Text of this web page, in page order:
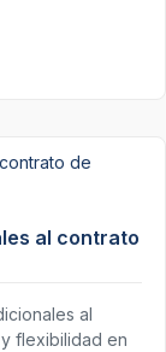
al contrato
al
flexibilidad en